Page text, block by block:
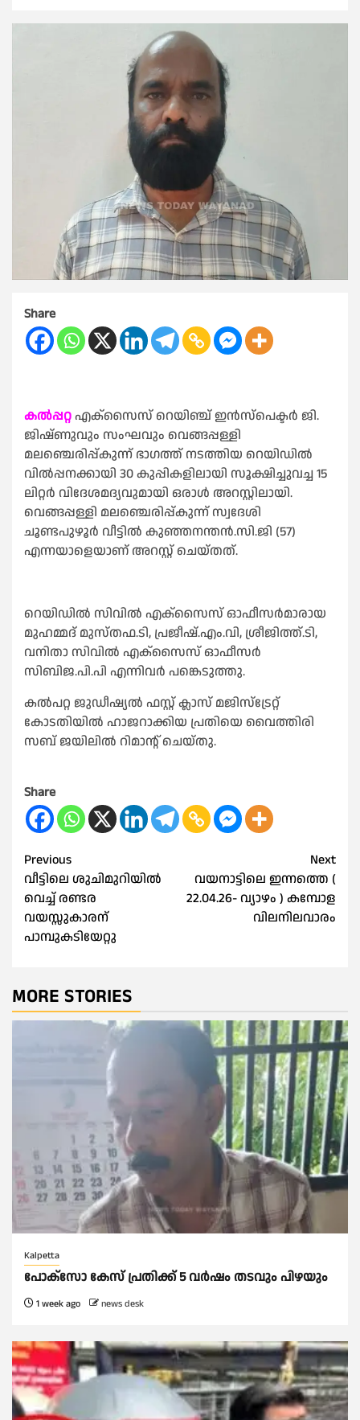
Share
കൽപ്പറ്റഎക്സൈസ് റെയിഞ്ച് ഇൻസ്പെക്ടർ ജി.
ജിഷ്‌ണുവും സംഘവും വെങ്ങപ്പള്ളി
മലഞ്ചെരിപ്പ്കുന്ന് ഭാഗത്ത് നടത്തിയ റെയിഡിൽ
വിൽപ്പനക്കായി 30 കുപ്പികളിലായി സൂക്ഷിച്ചുവച്ച 15
ലിറ്റർ വിദേശമദ്യവുമായി ഒരാൾ അറസ്റ്റിലായി.
വെങ്ങപ്പള്ളി മലഞ്ചെരിപ്പ്കുന്ന് സ്വദേശി
ചൂണ്ടപുഴൂർ വീട്ടിൽ കുഞ്ഞനന്തൻ.സി.ജി (57)
എന്നയാളെയാണ് അറസ്റ്റ് ചെയ്തത്.
റെയിഡിൽ സിവിൽ എക്സൈസ് ഓഫീസർമാരായ
മുഹമ്മദ് മുസ്‌തഫ.ടി, പ്രജീഷ്.എം.വി, ശ്രീജിത്ത്.ടി,
വനിതാ സിവിൽ എക്സൈസ് ഓഫീസർ
സിബിജ.പി.പി എന്നിവർ പങ്കെടുത്തു.
കൽപറ്റ ജുഡീഷ്യൽ ഫസ്റ്റ് ക്ലാസ് മജിസ്ട്രേറ്റ്
കോടതിയിൽ ഹാജറാക്കിയ പ്രതിയെ വൈത്തിരി
സബ് ജയിലിൽ റിമാൻ്റ് ചെയ്തു.
Share
Post
navigation
Previous
വീട്ടിലെ ശുചിമുറിയിൽ
വെച്ച് രണ്ടര
വയസ്സുകാരന്
പാമ്പുകടിയേറ്റു
Next
വയനാട്ടിലെ ഇന്നത്തെ (
22.04.26- വ്യാഴം ) കമ്പോള
വിലനിലവാരം
MORE STORIES
Kalpetta
പോക്സോ കേസ് പ്രതിക്ക് 5 വർഷം തടവും പിഴയും
1 week ago news desk